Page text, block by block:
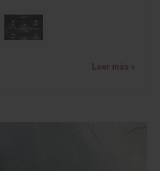
Leer más »